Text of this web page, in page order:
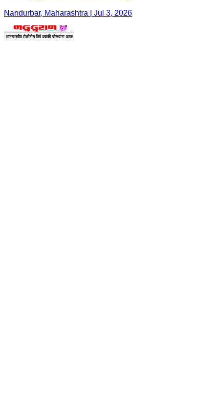
Nandurbar, Maharashtra | Jul 3, 2026